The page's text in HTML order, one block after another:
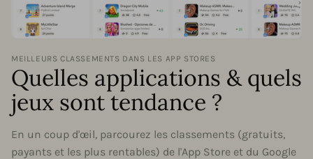
MEILLEURS CLASSEMENTS DANS LES APP STORES
Quelles applications & quels
jeux sont tendance ?
En un coup d'œil, parcourez les classements (gratuits,
payants et les plus rentables) de l'App Store et du Google